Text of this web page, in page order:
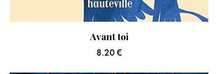
Avant toi
8.20 €